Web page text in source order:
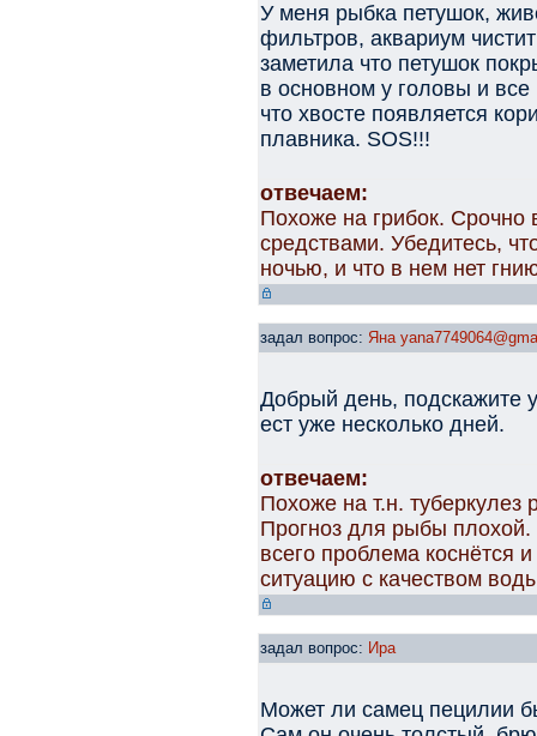
У меня рыбка петушок,
фильтров, аквариум
заметила что петушок
в основном у головы и
что хвосте появляется
плавника. SOS!!!
отвечаем:
Похоже на грибок. Срочно
средствами. Убедитесь,
ночью, и что в нем нет
задал вопрос: Яна
Добрый день, подскажите
ест уже несколько дней.
отвечаем:
Похоже на т.н.
Прогноз для рыбы плохой.
всего проблема коснётся
ситуацию с качеством
задал вопрос: Ира
Может ли самец пецилии